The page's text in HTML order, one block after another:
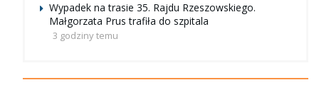
Wypadek na trasie 35. Rajdu Rzeszowskiego.
Małgorzata Prus trafiła do szpitala
3 godziny temu